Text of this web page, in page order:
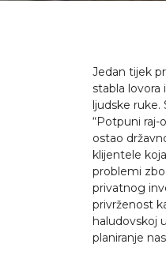
Jedan tijek
stabla
ljudske ruke.
“Potpuni raj-
ostao
klijentele
problemi
privatnog
privrženost
haludovskoj
planiranje